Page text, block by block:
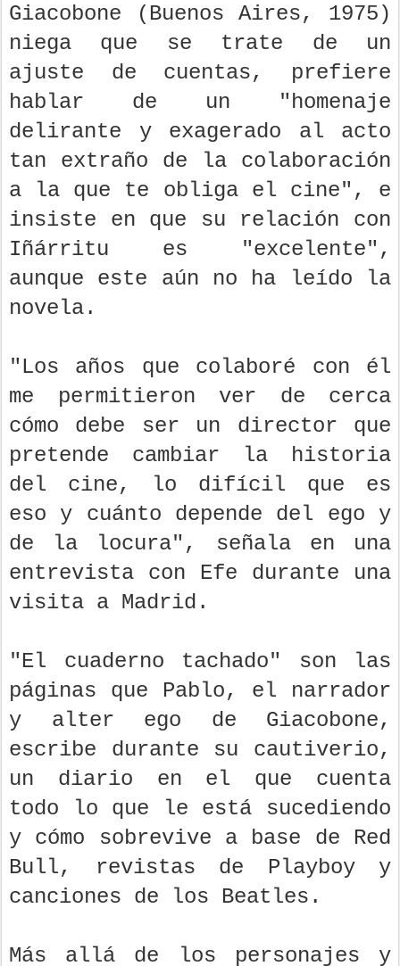
Giacobone (Buenos Aires, 1975)
niega que se trate de un
ajuste de cuentas, prefiere
hablar de un "homenaje
delirante y exagerado al acto
tan extraño de la colaboración
a la que te obliga el cine", e
insiste en que su relación con
Iñárritu es "excelente",
aunque este aún no ha leído la
novela.
"Los años que colaboré con él
me permitieron ver de cerca
cómo debe ser un director que
pretende cambiar la historia
del cine, lo difícil que es
eso y cuánto depende del ego y
de la locura", señala en una
entrevista con Efe durante una
visita a Madrid.
"El cuaderno tachado" son las
páginas que Pablo, el narrador
y alter ego de Giacobone,
escribe durante su cautiverio,
un diario en el que cuenta
todo lo que le está sucediendo
y cómo sobrevive a base de Red
Bull, revistas de Playboy y
canciones de los Beatles.
Más allá de los personajes y